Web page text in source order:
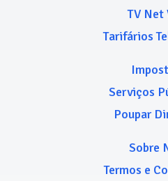
TV Net
Tarifários
Serviços
Poupar
Sobre
Termos e